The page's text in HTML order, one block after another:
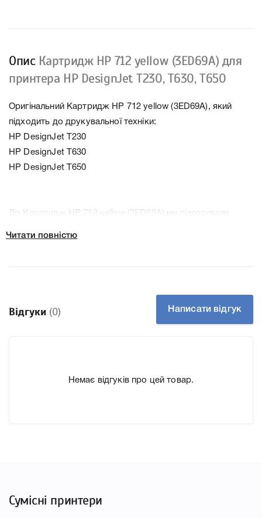
Опис Картридж HP 712 yellow (3ED69A) для
принтера HP DesignJet T230, T630, T650
Оригінальний Картридж HP 712 yellow (3ED69A), який
підходить до друкувальної техніки:
HP DesignJet T230
HP DesignJet T630
HP DesignJet T650
До Картридж HP 712 yellow (3ED69A) ми підготували
Читати повністю
Відгуки (0) Написати відгук
Немає відгуків про цей товар.
Сумісні принтери